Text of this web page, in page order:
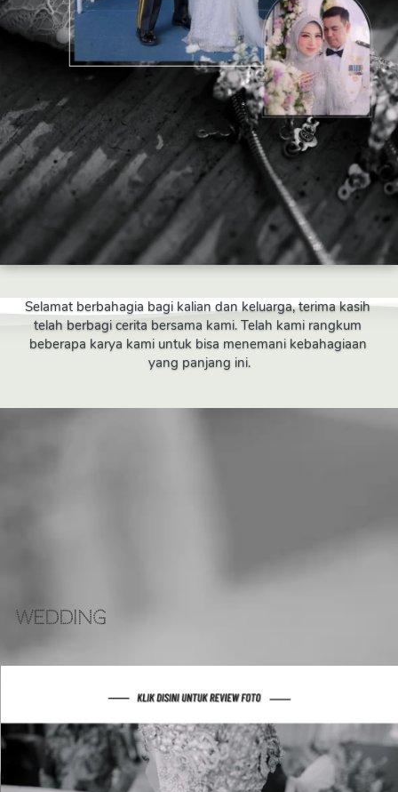
Selamat berbahagia bagi kalian dan keluarga, terima kasih
telah berbagi cerita bersama kami. Telah kami rangkum
beberapa karya kami untuk bisa menemani kebahagiaan
yang panjang ini.
WEDDING